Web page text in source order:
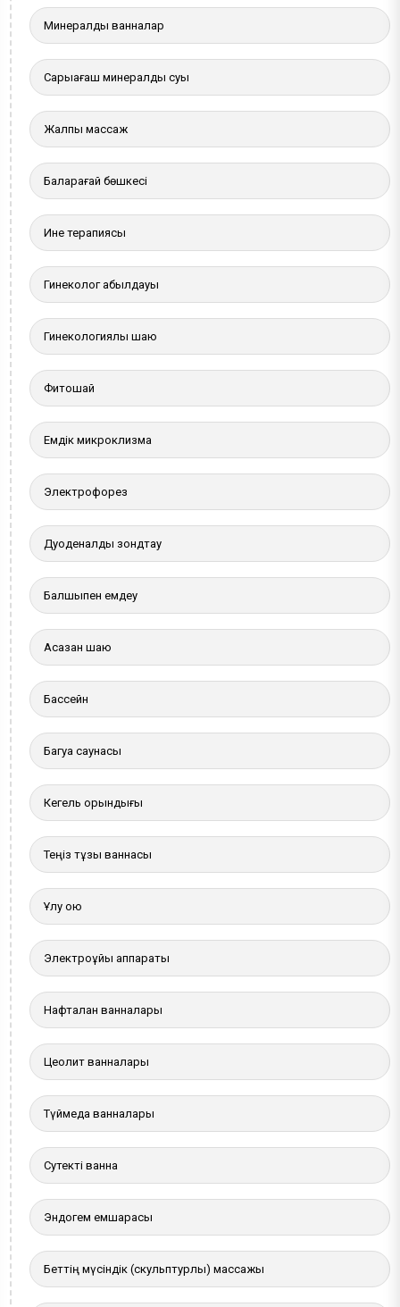
Минералды ванналар
Сарыағаш минералды суы
Жалпы массаж
Балқарағай бөшкесі
Ине терапиясы
Гинеколог қабылдауы
Гинекологиялық шаю
Фитошай
Емдік микроклизма
Электрофорез
Дуоденалды зондтау
Балшықпен емдеу
Асқазан шаю
Бассейн
Багуа саунасы
Кегель орындығы
Теңіз тұзы ваннасы
Ұлу қою
Электроұйқы аппараты
Нафталан ванналары
Цеолит ванналары
Түймедақ ванналары
Сутекті ванна
Эндогем емшарасы
Беттің мүсіндік (скульптурлы) массажы